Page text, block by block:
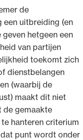
de
een uitbreiding (en
hetgeen een
van partijen
toekomt zich
dienstbelangen
(waarbij de
maakt dit niet
de gemaakte
hanteren criterium
punt wordt onder